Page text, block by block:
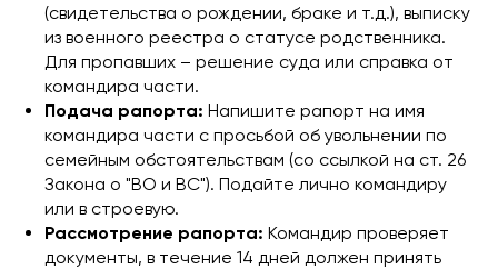
(свидетельства о рождении, браке и т.д.), выписку
из военного реестра о статусе родственника.
Для пропавших – решение суда или справка от
командира части.
Подача рапорта: Напишите рапорт на имя
командира части с просьбой об увольнении по
семейным обстоятельствам (со ссылкой на ст. 26
Закона о "ВО и ВС"). Подайте лично командиру
или в строевую.
Рассмотрение рапорта: Командир проверяет
документы, в течение 14 дней должен принять